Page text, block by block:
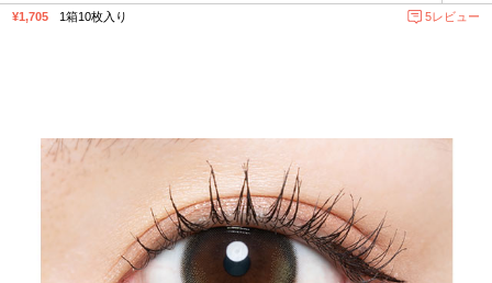
¥1,705 1箱10枚入り 5レビュー